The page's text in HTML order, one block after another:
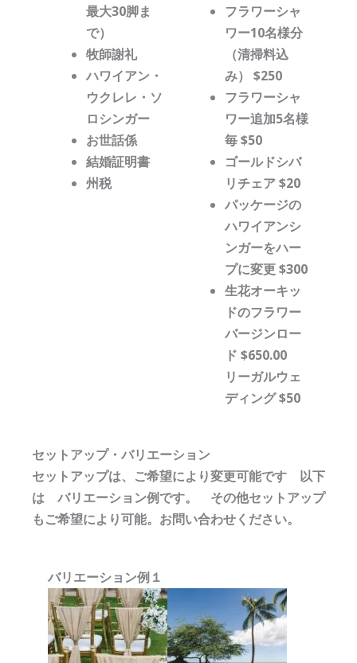
最大30脚ま
で）
牧師謝礼
ハワイアン・
ウクレレ・ソ
ロシンガー
お世話係
結婚証明書
州税
フラワーシャ
ワー10名様分
（清掃料込
み） $250
フラワーシャ
ワー追加5名様
毎 $50
ゴールドシバ
リチェア $20
パッケージの
ハワイアンシ
ンガーをハー
プに変更 $300
生花オーキッ
ドのフラワー
バージンロー
ド $650.00
リーガルウェ
ディング $50
セットアップ・バリエーション
セットアップは、ご希望により変更可能です 以下
は バリエーション例です。 その他セットアップ
もご希望により可能。お問い合わせください。
バリエーション例１